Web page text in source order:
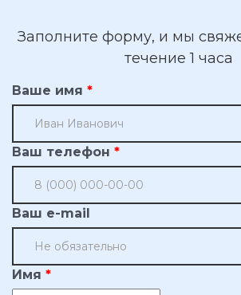
Заполните форму, и мы
течение 1 часа
Ваше имя
Ваш телефон
Ваш e-mail
Имя